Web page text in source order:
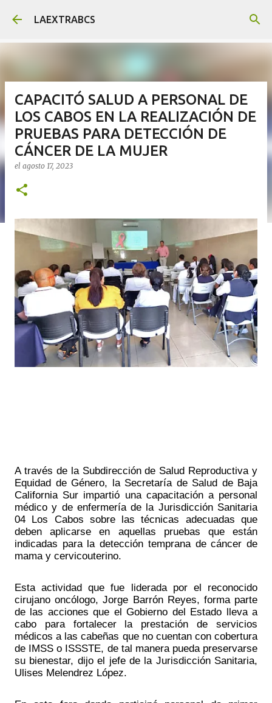
Ir al contenido principal
LAEXTRABCS
CAPACITÓ SALUD A PERSONAL DE
LOS CABOS EN LA REALIZACIÓN DE
PRUEBAS PARA DETECCIÓN DE
CÁNCER DE LA MUJER
el agosto 17, 2023
A través de la Subdirección de Salud Reproductiva y
Equidad de Género, la Secretaría de Salud de Baja
California Sur impartió una capacitación a personal
médico y de enfermería de la Jurisdicción Sanitaria
04 Los Cabos sobre las técnicas adecuadas que
deben aplicarse en aquellas pruebas que están
indicadas para la detección temprana de cáncer de
mama y cervicouterino.
Esta actividad que fue liderada por el reconocido
cirujano oncólogo, Jorge Barrón Reyes, forma parte
de las acciones que el Gobierno del Estado lleva a
cabo para fortalecer la prestación de servicios
médicos a las cabeñas que no cuentan con cobertura
de IMSS o ISSSTE, de tal manera pueda preservarse
su bienestar, dijo el jefe de la Jurisdicción Sanitaria,
Ulises Melendrez López.